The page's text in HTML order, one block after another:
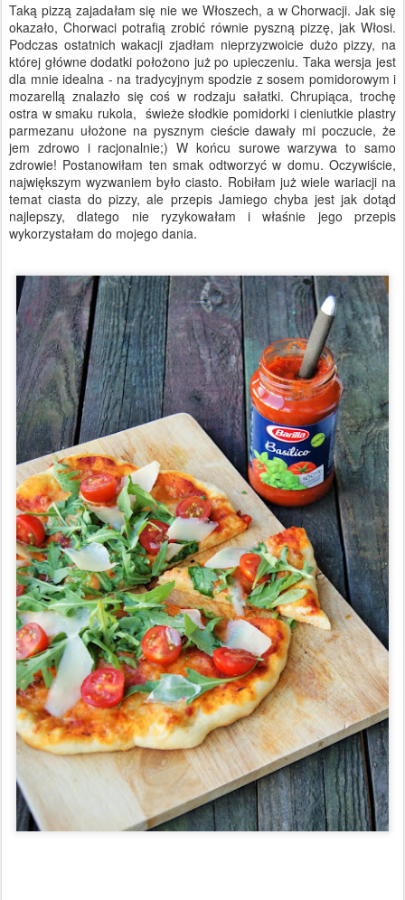
Taką pizzą zajadałam się nie we Włoszech, a w Chorwacji. Jak się
okazało, Chorwaci potrafią zrobić równie pyszną pizzę, jak Włosi.
Podczas ostatnich wakacji zjadłam nieprzyzwoicie dużo pizzy, na
której główne dodatki położono już po upieczeniu. Taka wersja jest
dla mnie idealna - na tradycyjnym spodzie z sosem pomidorowym i
mozarellą znalazło się coś w rodzaju sałatki. Chrupiąca, trochę
ostra w smaku rukola, świeże słodkie pomidorki i cieniutkie plastry
parmezanu ułożone na pysznym cieście dawały mi poczucie, że
jem zdrowo i racjonalnie;) W końcu surowe warzywa to samo
zdrowie! Postanowiłam ten smak odtworzyć w domu. Oczywiście,
największym wyzwaniem było ciasto. Robiłam już wiele wariacji na
temat ciasta do pizzy, ale przepis Jamiego chyba jest jak dotąd
najlepszy, dlatego nie ryzykowałam i właśnie jego przepis
wykorzystałam do mojego dania.